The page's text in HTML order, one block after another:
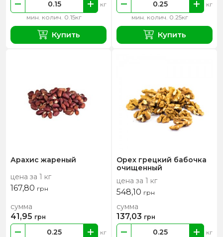
мин. колич. 0.15кг
кг
Купить
мин. колич. 0.25кг
кг
Купить
Арахис жареный
цена за 1 кг
167,80 грн
кг
сумма
41,95 грн
Орех грецкий бабочка
очищенный
цена за 1 кг
548,10 грн
кг
сумма
137,03 грн